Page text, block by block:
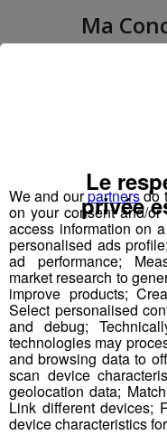
Ma
Conciergerie
des
L'entreprise
Lauréate de la
Champ des
travaux
contribue, à
l’espace
We and ourpartnersdo
on your consent and/
access information on
personalised ads
ad performance;
market research to
improve products;
Select personalised
and debug;
technologies may
and browsing data to
scan device
geolocation data;
Link different devices;
device characteristics
Le
privée